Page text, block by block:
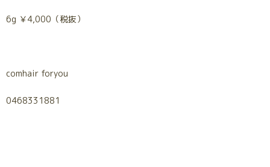
6g ￥4,000（税抜）
comhair foryou
0468331881